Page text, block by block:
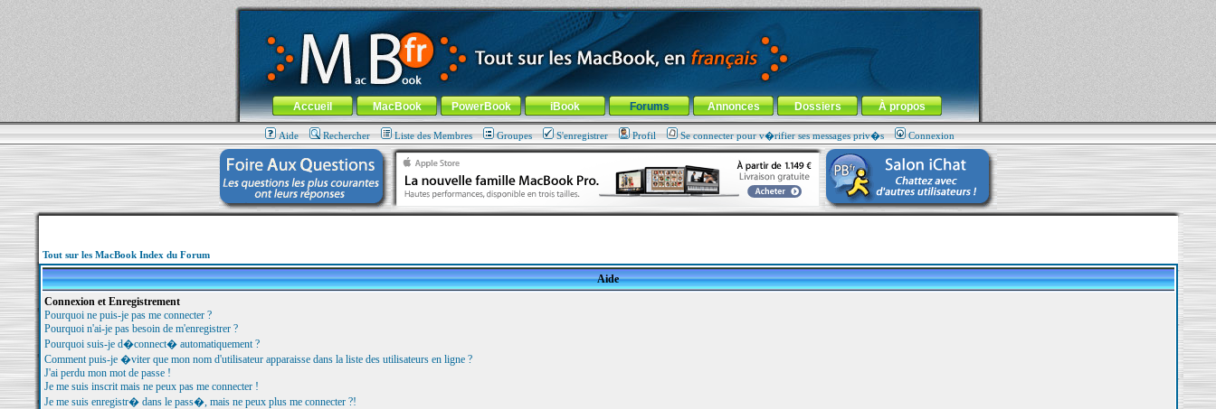
MacBook-fr.com : 100% Apple... 100% nomade !
Aller au contenu-Aller au menu général-Aller au menu de la rubrique
Menu général
Accueil MacBook PowerBook iBook Forums Annonces Dossiers À propos
Aide Rechercher Liste des Membres Groupes S'enregistrer Profil Se connecter pour v�rifier ses messages priv�s Connexion
Tout sur les MacBook Index du Forum
Aide
Connexion et Enregistrement
Pourquoi ne puis-je pas me connecter ?
Pourquoi n'ai-je pas besoin de m'enregistrer ?
Pourquoi suis-je d�connect� automatiquement ?
Comment puis-je �viter que mon nom d'utilisateur apparaisse dans la liste des utilisateurs en ligne ?
J'ai perdu mon mot de passe !
Je me suis inscrit mais ne peux pas me connecter !
Je me suis enregistr� dans le pass�, mais ne peux plus me connecter ?!